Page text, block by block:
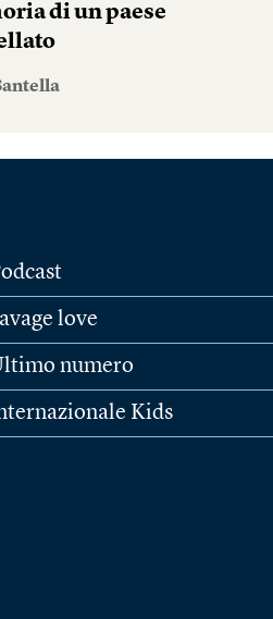
di un paese
love
numero
Kids